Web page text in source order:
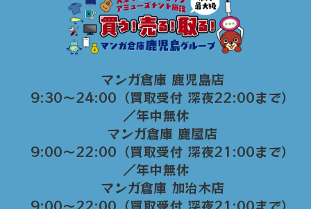
マンガ倉庫 鹿児島店
9:30～24:00（買取受付 深夜22:00まで）
／年中無休
マンガ倉庫 鹿屋店
9:00～22:00（買取受付 深夜21:00まで）
／年中無休
マンガ倉庫 加治木店